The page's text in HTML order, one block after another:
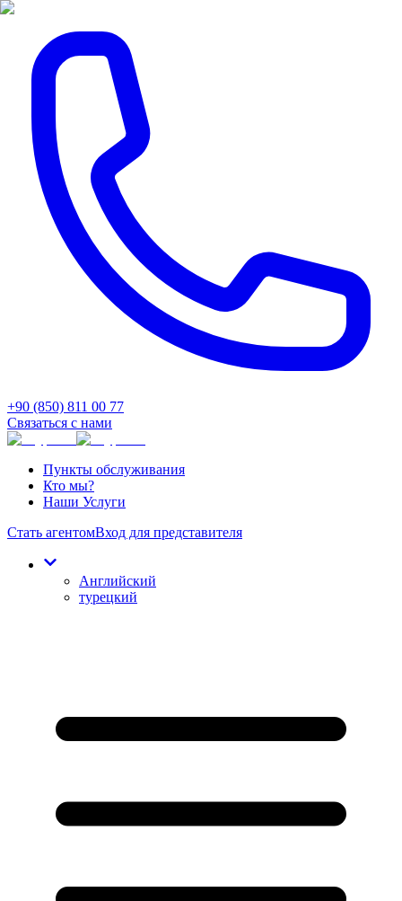
+90 (850) 811 00 77
Связаться с нами
Пункты обслуживания
Кто мы?
Наши Услуги
Стать агентомВход для представителя
Английский
турецкий